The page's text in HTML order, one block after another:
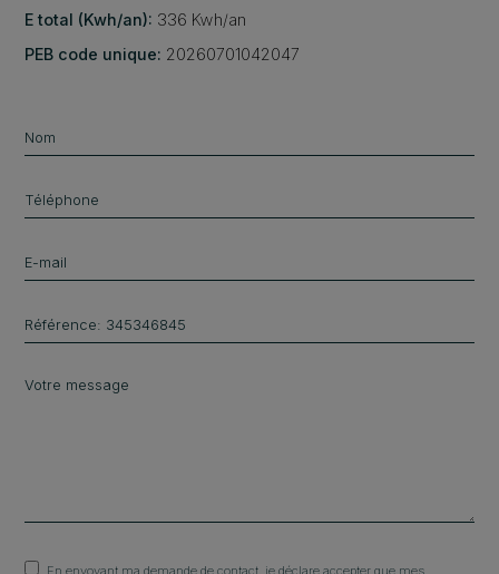
E total (Kwh/an): 336 Kwh/an
PEB code unique: 20260701042047
En envoyant ma demande de contact, je déclare accepter que mes